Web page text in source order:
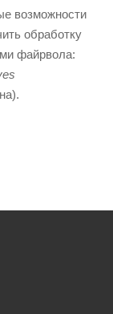
возможности
обработку
файрвола: